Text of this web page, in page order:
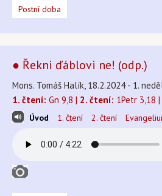
Postní doba
● Řekni ďáblovi ne! (odp.)
Mons. Tomáš Halík, 18.2.2024 - 1.
1. čtení: Gn 9,8 | 2. čtení: 1Petr 3,18 |
Úvod 1. čtení 2. čtení